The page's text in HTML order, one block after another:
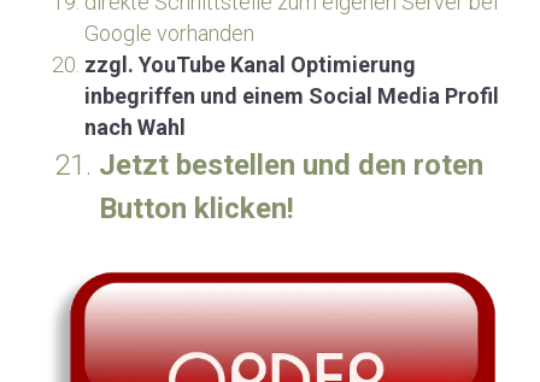
Google vorhanden
zzgl. YouTube Kanal Optimierung
inbegriffen und einem Social Media Profil
nach Wahl
Jetzt bestellen und den roten
Button klicken!